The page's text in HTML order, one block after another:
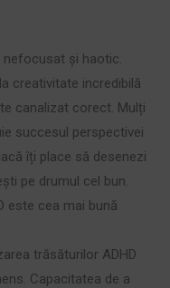
nefocusat și haotic.
creativitate incredibilă
canalizat corect. Mulți
succesul perspectivei
îți place să desenezi
pe drumul cel bun.
este cea mai bună
trăsăturilor ADHD
Capacitatea de a